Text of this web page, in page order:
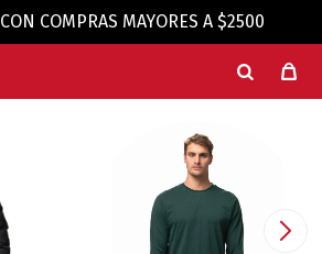
CON COMPRAS MAYORES A $2500